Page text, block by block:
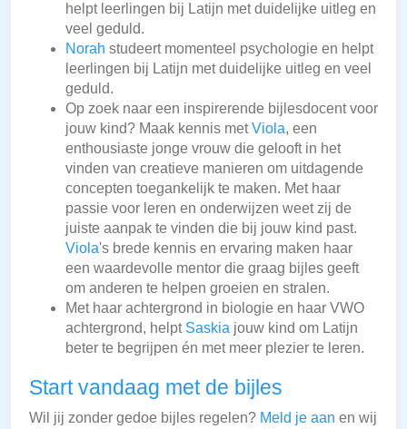
helpt leerlingen bij Latijn met duidelijke uitleg en
veel geduld.
Norah studeert momenteel psychologie en helpt
leerlingen bij Latijn met duidelijke uitleg en veel
geduld.
Op zoek naar een inspirerende bijlesdocent voor
jouw kind? Maak kennis metViola, een
enthousiaste jonge vrouw die gelooft in het
vinden van creatieve manieren om uitdagende
concepten toegankelijk te maken. Met haar
passie voor leren en onderwijzen weet zij de
juiste aanpak te vinden die bij jouw kind past.
Viola's brede kennis en ervaring maken haar
een waardevolle mentor die graag bijles geeft
om anderen te helpen groeien en stralen.
Met haar achtergrond in biologie en haar VWO
achtergrond, helpt Saskia jouw kind om Latijn
beter te begrijpen én met meer plezier te leren.
Start vandaag met de bijles
Wil jij zonder gedoe bijles regelen? Meld je aan en wij